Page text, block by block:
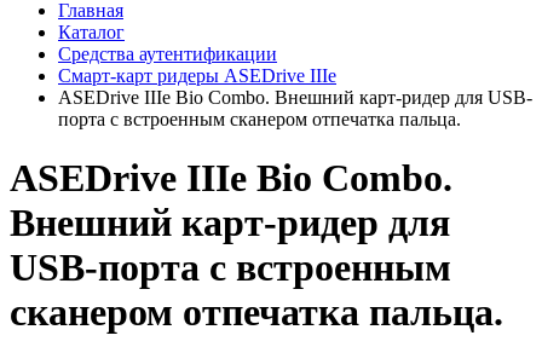
Главная
Каталог
Средства аутентификации
Смарт-карт ридеры ASEDrive IIIe
ASEDrive IIIe Bio Combo. Внешний карт-ридер для USB-
порта с встроенным сканером отпечатка пальца.
ASEDrive IIIe Bio Combo.
Внешний карт-ридер для
USB-порта с встроенным
сканером отпечатка пальца.